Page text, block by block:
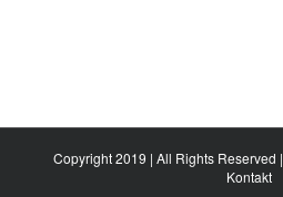
Copyright 2019 | All Rights Reserved |
Kontakt